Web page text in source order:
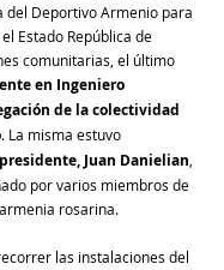
del Deportivo Armenio para
Estado República de
comunitarias, el último
en Ingeniero
de la colectividad
. La misma estuvo
Juan Danielian
por varios miembros de
rosarina.
las instalaciones del